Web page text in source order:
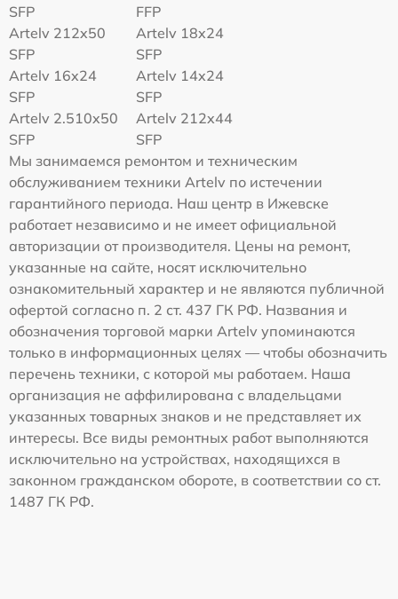
SFP
FFP
Artelv 212x50
SFP
Artelv 18x24
SFP
Artelv 16x24
SFP
Artelv 14x24
SFP
Artelv 2.510x50
SFP
Artelv 212x44
SFP
Мы занимаемся ремонтом и техническим
обслуживанием техники Artelv по истечении
гарантийного периода. Наш центр в Ижевске
работает независимо и не имеет официальной
авторизации от производителя. Цены на ремонт,
указанные на сайте, носят исключительно
ознакомительный характер и не являются публичной
офертой согласно п. 2 ст. 437 ГК РФ. Названия и
обозначения торговой марки Artelv упоминаются
только в информационных целях — чтобы обозначить
перечень техники, с которой мы работаем. Наша
организация не аффилирована с владельцами
указанных товарных знаков и не представляет их
интересы. Все виды ремонтных работ выполняются
исключительно на устройствах, находящихся в
законном гражданском обороте, в соответствии со ст.
1487 ГК РФ.